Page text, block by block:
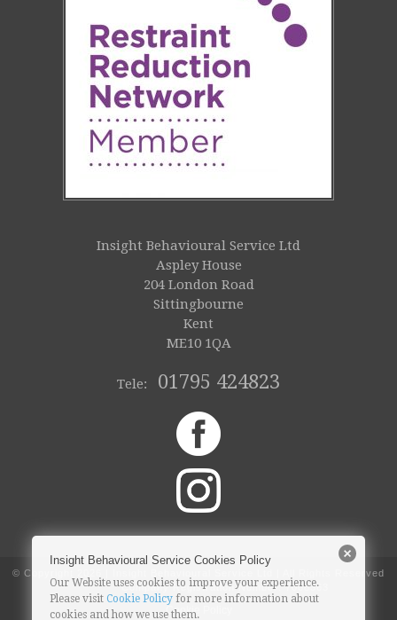
Insight Behavioural Service Ltd
Aspley House
204 London Road
Sittingbourne
Kent
ME10 1QA
Tele: 01795 424823
© Copyright
2026 | Insight Behavioural Service Ltd | All Rights Reserved
Company Registration Number: 7068363
Cookie Policy
Insight Behavioural Service Cookies Policy
Our Website uses cookies to improve your experience.
Please visit Cookie Policy for more information about
cookies and how we use them.